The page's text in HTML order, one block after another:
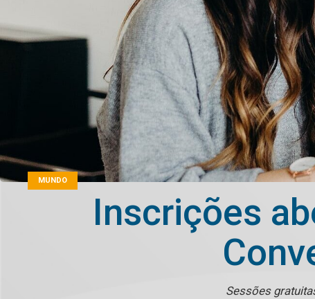
MUNDO
Inscrições
Sessões